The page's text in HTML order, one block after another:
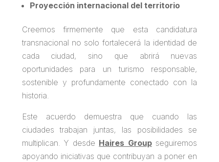
Proyección internacional del territorio
Creemos firmemente que esta candidatura
transnacional no solo fortalecerá la identidad de
cada ciudad, sino que abrirá nuevas
oportunidades para un turismo responsable,
sostenible y profundamente conectado con la
historia.
Este acuerdo demuestra que cuando las
ciudades trabajan juntas, las posibilidades se
multiplican. Y desde Haires Groupseguiremos
apoyando iniciativas que contribuyan a poner en